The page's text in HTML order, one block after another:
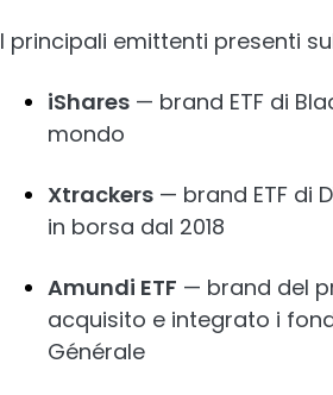
I principali emittenti presenti
iShares — brand ETF di
mondo
Xtrackers — brand ETF di
in borsa dal 2018
Amundi ETF — brand del
acquisito e integrato i
Générale